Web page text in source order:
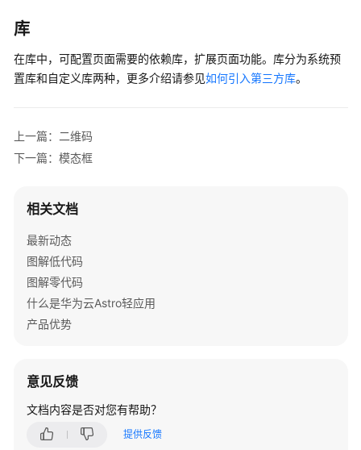
为
云
应
用
应
后
端
使
用
云
Astro
轻
应
用
库
在库中，可配置页面需要的依赖库，扩展页面功能。库分为系统预
置库和自定义库两种，更多介绍请参见如何引入第三方库。
上一篇：二维码
下一篇：模态框
相关文档
最新动态
图解低代码
图解零代码
什么是华为云Astro轻应用
产品优势
意见反馈
文档内容是否对您有帮助？
提供反馈